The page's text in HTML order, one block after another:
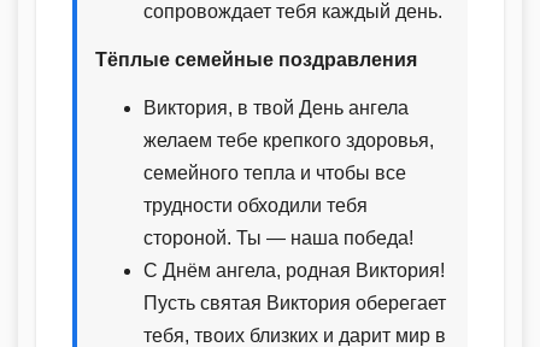
сопровождает тебя каждый день.
Тёплые семейные поздравления
Виктория, в твой День ангела
желаем тебе крепкого здоровья,
семейного тепла и чтобы все
трудности обходили тебя
стороной. Ты — наша победа!
С Днём ангела, родная Виктория!
Пусть святая Виктория оберегает
тебя, твоих близких и дарит мир в